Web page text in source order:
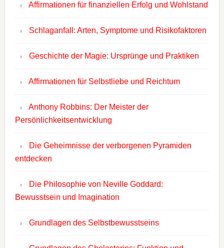
Affirmationen für finanziellen Erfolg und Wohlstand
Schlaganfall: Arten, Symptome und Risikofaktoren
Geschichte der Magie: Ursprünge und Praktiken
Affirmationen für Selbstliebe und Reichtum
Anthony Robbins: Der Meister der
Persönlichkeitsentwicklung
Die Geheimnisse der verborgenen Pyramiden
entdecken
Die Philosophie von Neville Goddard:
Bewusstsein und Imagination
Grundlagen des Selbstbewusstseins